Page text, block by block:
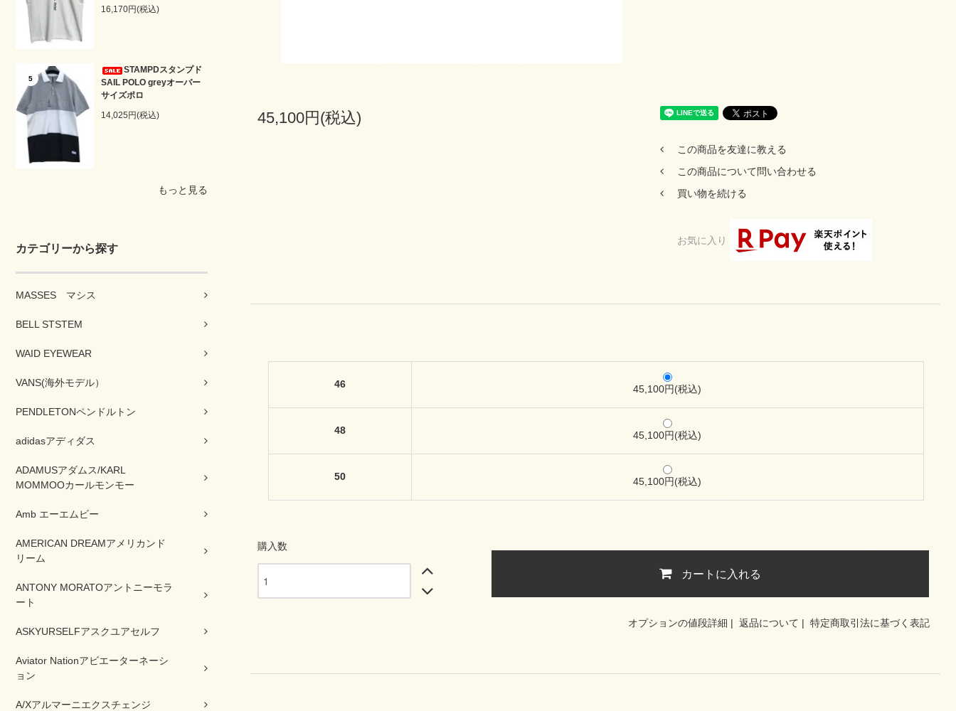
16,170円(税込)
5
STAMPDスタンプド
SAIL POLO greyオーバー
サイズポロ
14,025円(税込)
もっと見る
カテゴリーから探す
MASSES マシス
BELL STSTEM
WAID EYEWEAR
VANS(海外モデル）
PENDLETONペンドルトン
adidasアディダス
ADAMUSアダムス/KARL
MOMMOOカールモンモー
Amb エーエムビー
AMERICAN DREAMアメリカンド
リーム
ANTONY MORATOアントニーモラ
ート
ASKYURSELFアスクユアセルフ
Aviator Nationアビエーターネーシ
ョン
A/Xアルマーニエクスチェンジ
45,100円(税込)
この商品を友達に教える
この商品について問い合わせる
買い物を続ける
お気に入り
46 45,100円(税込)
48 45,100円(税込)
50 45,100円(税込)
購入数
カートに入れる
オプションの値段詳細 | 返品について | 特定商取引法に基づく表記